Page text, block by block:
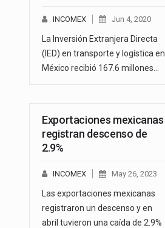
INCOMEX Jun 4, 2020
La Inversión Extranjera Directa
(IED) en transporte y logística en
México recibió 167.6 millones…
Exportaciones mexicanas
registran descenso de
2.9%
INCOMEX May 26, 2023
Las exportaciones mexicanas
registraron un descenso y en
abril tuvieron una caída de 2.9%